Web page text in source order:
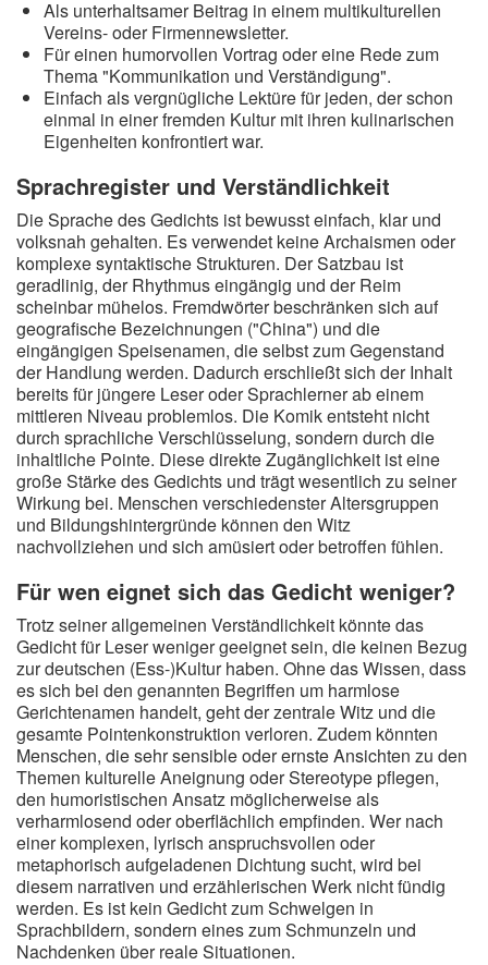
Als unterhaltsamer Beitrag in einem multikulturellen
Vereins- oder Firmennewsletter.
Für einen humorvollen Vortrag oder eine Rede zum
Thema "Kommunikation und Verständigung".
Einfach als vergnügliche Lektüre für jeden, der schon
einmal in einer fremden Kultur mit ihren kulinarischen
Eigenheiten konfrontiert war.
Sprachregister und Verständlichkeit
Die Sprache des Gedichts ist bewusst einfach, klar und
volksnah gehalten. Es verwendet keine Archaismen oder
komplexe syntaktische Strukturen. Der Satzbau ist
geradlinig, der Rhythmus eingängig und der Reim
scheinbar mühelos. Fremdwörter beschränken sich auf
geografische Bezeichnungen ("China") und die
eingängigen Speisenamen, die selbst zum Gegenstand
der Handlung werden. Dadurch erschließt sich der Inhalt
bereits für jüngere Leser oder Sprachlerner ab einem
mittleren Niveau problemlos. Die Komik entsteht nicht
durch sprachliche Verschlüsselung, sondern durch die
inhaltliche Pointe. Diese direkte Zugänglichkeit ist eine
große Stärke des Gedichts und trägt wesentlich zu seiner
Wirkung bei. Menschen verschiedenster Altersgruppen
und Bildungshintergründe können den Witz
nachvollziehen und sich amüsiert oder betroffen fühlen.
Für wen eignet sich das Gedicht weniger?
Trotz seiner allgemeinen Verständlichkeit könnte das
Gedicht für Leser weniger geeignet sein, die keinen Bezug
zur deutschen (Ess-)Kultur haben. Ohne das Wissen, dass
es sich bei den genannten Begriffen um harmlose
Gerichtenamen handelt, geht der zentrale Witz und die
gesamte Pointenkonstruktion verloren. Zudem könnten
Menschen, die sehr sensible oder ernste Ansichten zu den
Themen kulturelle Aneignung oder Stereotype pflegen,
den humoristischen Ansatz möglicherweise als
verharmlosend oder oberflächlich empfinden. Wer nach
einer komplexen, lyrisch anspruchsvollen oder
metaphorisch aufgeladenen Dichtung sucht, wird bei
diesem narrativen und erzählerischen Werk nicht fündig
werden. Es ist kein Gedicht zum Schwelgen in
Sprachbildern, sondern eines zum Schmunzeln und
Nachdenken über reale Situationen.